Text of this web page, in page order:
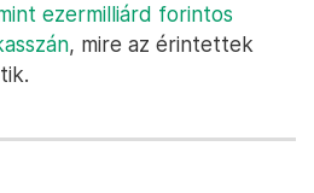
ezermilliárd forintos
, mire az érintettek